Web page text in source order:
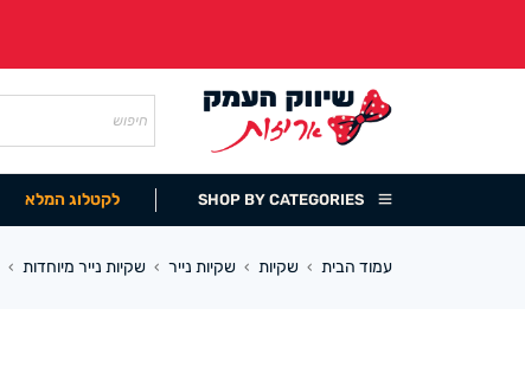
SHOP BY CATEGORIES לקטלוג המלא
עמוד הבית › שקיות › שקיות נייר › שקיות נייר מיוחדות ›